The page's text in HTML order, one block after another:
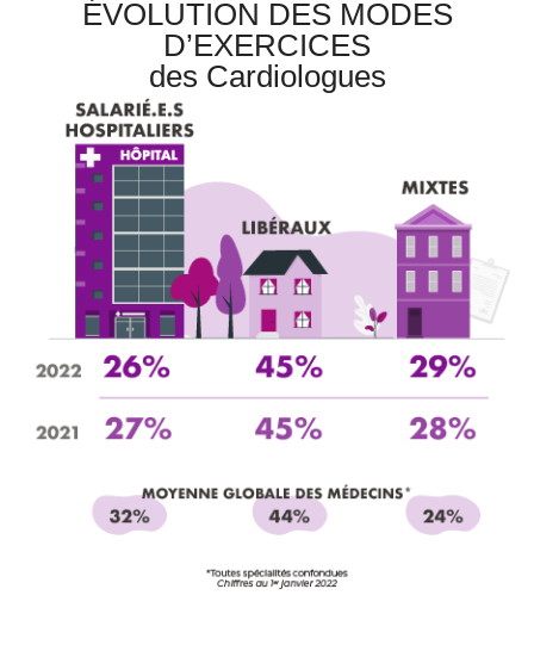
ÉVOLUTION DES MODES
D’EXERCICES
des Cardiologues